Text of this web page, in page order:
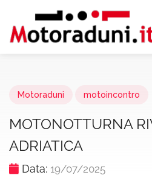
Motoraduni motoincontro
MOTONOTTURNA
ADRIATICA
Data: 19/07/2025